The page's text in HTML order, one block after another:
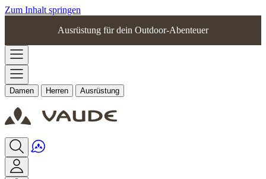
Zum Inhalt springen
Ausrüstung für dein Outdoor-Abenteuer
Damen Herren Ausrüstung